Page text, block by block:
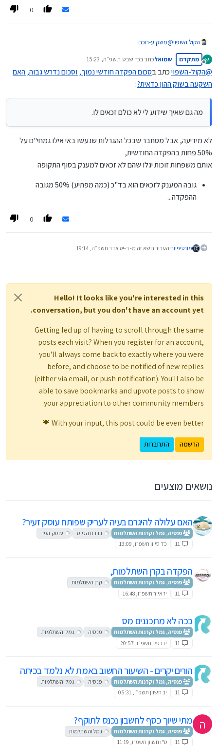
0
הקול השפוי@משקיע-חכם
לא כולם זכאים לו.
תכתוב כמה המענק ומה הזכאות לו ולפי זה נחשב.
האמת הריבית תהיה נמוכה יותר, לא שהייתי אומר לבנות על זה אבל זה
עוד שיקול.
ש
מנותק
מתקדם שמואלכתב בכז שבט תשפ״ה, 15:23
נערך לאחרונה על ידי
@הקול-השפויכתב בסכום הפקדה חודשי נמוך, וסכום נדרש גבוה, האם
השקעה בשוק ההון כדאית?:
מה גם שאיך שידוע לי לא כולם זכאים לו.
לא מידיעה, אבל מסתבר שבכל ההגרלות שנעשו באי אילו גמחי"ם על
50% פחות בהפקדה החודשית,
אותם משפחות זוכות יגלו שהם לא זכאים למענק בסוף התקופה
גובה המענק לזכאים הוא בד"כ (כמה מפתיע) 50% מגובה
ההפקדה...
0
מונטיפיוריהעביר נושא זה מ- ב-יט אדר תשפ״ה, 19:14
Hello! It looks like you're interested in this
conversation, but you don't have an account yet.
Getting fed up of having to scroll through the same
posts each visit? When you register for an account,
you'll always come back to exactly where you were
before, and choose to be notified of new replies
(either via email, or push notification). You'll also be
able to save bookmarks and upvote posts to show
your appreciation to other community members.
With your input, this post could be even better 💗
הרשמה התחברות
נושאים מוצעים
האם עלולה להיגרם בעיה לעריק שפותח עוסק זעיר?
פנסיה, גמל וקרנות השתלמות גזירת הגיוס
עוסק זעיר
11
כד סיוון תשפ״ו, 13:09
הפקדה בקרן השתלמות,
פנסיה, גמל וקרנות השתלמות
קרן השתלמות
11
יז אייר תשפ״ו, 16:48
ככה לא מתכננים מס
פנסיה, גמל וקרנות השתלמות פנסיה
גמל והשתלמות
11
יז כסלו תשפ״ו, 20:57
הורים יקרים - השיעור החשוב באמת לא נלמד בכיתה
פנסיה, גמל וקרנות השתלמות פנסיה
גמל והשתלמות
11
יב חשוון תשפ״ו, 05:31
ה מתי שיוך כסף לחשבון נכנס לתוקף?
פנסיה, גמל וקרנות השתלמות
גמל והשתלמות
11
ט"ו חשוון תשפ״ו, 11:19